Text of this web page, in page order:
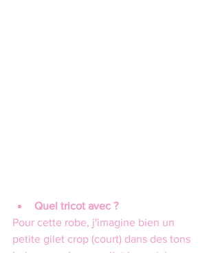
Quel tricot avec ?
Pour cette robe, j'imagine bien un
petite gilet crop (court) dans des tons